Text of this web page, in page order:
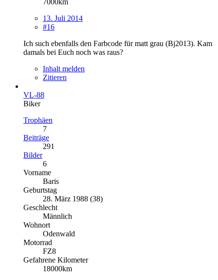
13. Juli 2014
#16
Ich such ebenfalls den Farbcode für matt grau (Bj2013). Kam
damals bei Euch noch was raus?
Inhalt melden
Zitieren
VL-88
Biker
Trophäen
7
Beiträge
291
Bilder
6
Vorname
Baris
Geburtstag
28. März 1988 (38)
Geschlecht
Männlich
Wohnort
Odenwald
Motorrad
FZ8
Gefahrene Kilometer
18000km